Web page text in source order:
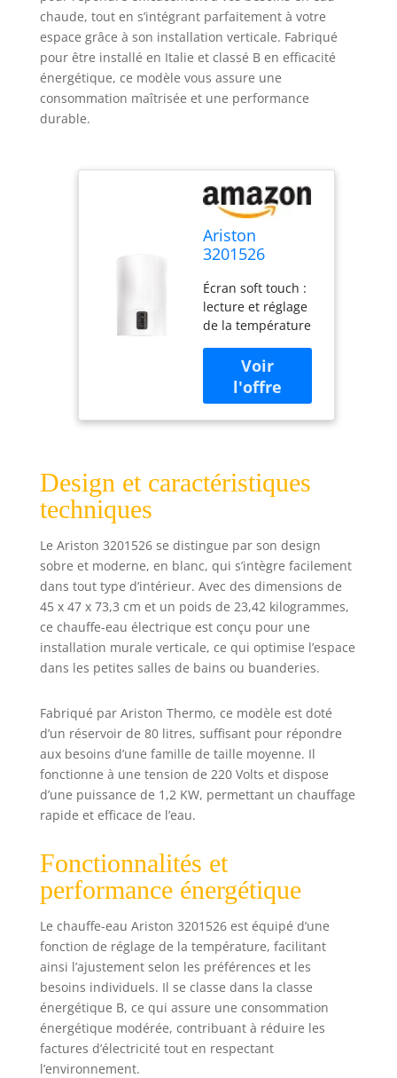
chaude, tout en s’intégrant parfaitement à votre
espace grâce à son installation verticale. Fabriqué
pour être installé en Italie et classé B en efficacité
énergétique, ce modèle vous assure une
consommation maîtrisée et une performance
durable.
Ariston
3201526
électrique, 80
litres - vertical,
fabriqué pour
être installé en
Écran soft touch :
lecture et réglage
de la température
+ indication des
douches
disponibles
Technologie Water
Plus : la
d'avoir jusqu'à 16
% d'eau disponible
Titanium : l'émail
exclusif au titane
garantit une
protection efficace
contre la corrosion,
garantissant une
longue durée de
le système Eco Evo
par CoreTECH
permet
d'économiser de
l'énergie et de
Play : câble et fiche
inclus Emballage
renforcé pour
éviter les
dommages
Garantie Ariston :
chaque produit de
marque Ariston est
rigoureusement
testé en termes de
qualité, d'efficacité
Design et caractéristiques
techniques
Le Ariston 3201526 se distingue par son design
sobre et moderne, en blanc, qui s’intègre facilement
dans tout type d’intérieur. Avec des dimensions de
45 x 47 x 73,3 cm et un poids de 23,42 kilogrammes,
ce chauffe-eau électrique est conçu pour une
installation murale verticale, ce qui optimise l’espace
dans les petites salles de bains ou buanderies.
Fabriqué par Ariston Thermo, ce modèle est doté
d’un réservoir de 80 litres, suffisant pour répondre
aux besoins d’une famille de taille moyenne. Il
fonctionne à une tension de 220 Volts et dispose
d’une puissance de 1,2 KW, permettant un chauffage
rapide et efficace de l’eau.
Fonctionnalités et
performance énergétique
Le chauffe-eau Ariston 3201526 est équipé d’une
fonction de réglage de la température, facilitant
ainsi l’ajustement selon les préférences et les
besoins individuels. Il se classe dans la classe
énergétique B, ce qui assure une consommation
énergétique modérée, contribuant à réduire les
factures d’électricité tout en respectant
l’environnement.